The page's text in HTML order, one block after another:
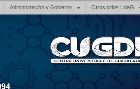
Administración y Gobierno Otros sitios UdeG